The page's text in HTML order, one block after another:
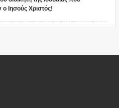
Ιησούς Χριστός!